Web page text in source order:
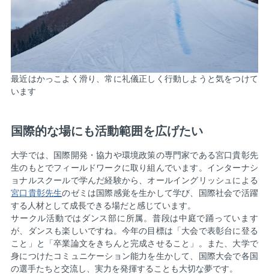
最近はかっこよく滑り、常に礼儀正しく行動しようと気をつけて
います
国際的な場にも活動範囲を広げたい
大学では、国際開発・協力や環境政策の専門家である宮口貴彰先
生のもとでフィールドワークに取り組んでいます。インターナシ
ョナルスクールで学んだ経験から、オールイングリッシュによる
宮口貴彰先生のゼミは国際感覚を生かして学び、国際社会で活躍
する人材として成長できる場だと感じています。
サークル活動ではダンス部に所属。普段は中庭で踊っています
が、ダンスも楽しいですね。今年の目標は「大会で表彰台に登る
こと」と「卒業論文をきちんと完成させること」。また、大学で
身につけたコミュニケーション能力を生かして、国際大会で各国
の選手たちと交流し、実力を発揮することも大切な夢です。